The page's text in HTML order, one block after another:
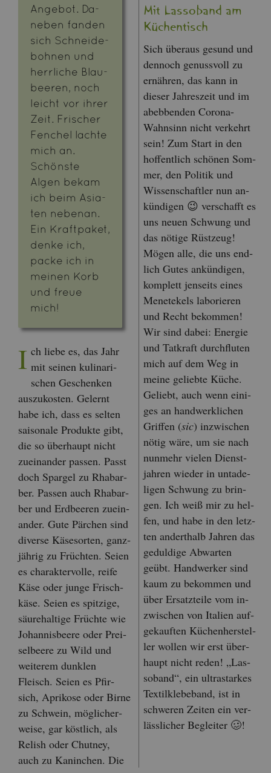
An­ge­bot. Da­
ne­ben fan­den
sich Schnei­de­
boh­nen und
herr­li­che Blau­
bee­ren, noch
leicht vor ihrer
Zeit. Fri­scher
Fen­chel lach­te
mich an.
Schöns­te
Algen bekam
ich beim Asia­
ten ne­ben­an.
Ein Kraft­pa­ket,
denke ich,
packe ich in
mei­nen Korb
und freue
mich!
I ch liebe es, das Jahr
mit sei­nen ku­li­na­ri­
schen Ge­schen­ken
aus­zu­kos­ten. Ge­lernt
habe ich, dass es sel­ten
sai­so­na­le Pro­duk­te gibt,
die so über­haupt nicht
zu­ein­an­der pas­sen. Passt
doch Spar­gel zu Rha­bar­
ber. Pas­sen auch Rha­bar­
ber und Erd­bee­ren zu­ein­
an­der. Gute Pär­chen sind
di­ver­se Kä­se­sor­ten, ganz­
jäh­rig zu Früch­ten. Seien
es cha­rak­ter­vol­le, reife
Käse oder junge Frisch­
kä­se. Seien es spit­zi­ge,
säu­re­hal­ti­ge Früch­te wie
Jo­han­nis­bee­re oder Prei­
sel­bee­re zu Wild und
wei­te­rem dunk­len
Fleisch. Seien es Pfir­
sich, Apri­ko­se oder Birne
zu Schwein, mög­li­cher­
wei­se, gar köst­lich, als
Relish oder Chut­ney,
auch zu Ka­nin­chen. Die
Mit Las­so­band am
Kü­chen­tisch
Sich über­aus ge­sund und
den­noch ge­nuss­voll zu
er­näh­ren, das kann in
die­ser Jah­res­zeit und im
ab­eb­ben­den Co­ro­na-
Wahn­sinn nicht ver­kehrt
sein! Zum Start in den
hof­fent­lich schö­nen Som­
mer, den Po­li­tik und
Wis­sen­schaft­ler nun an­
kün­di­gen 😉 ver­schafft es
uns neuen Schwung und
das nö­ti­ge Rüst­zeug!
Mögen alle, die uns end­
lich Gutes an­kün­di­gen,
kom­plett jen­seits eines
Me­ne­te­kels la­bo­rie­ren
und Recht be­kom­men!
Wir sind dabei: En­er­gie
und Tat­kraft durch­flu­ten
mich auf dem Weg in
meine ge­lieb­te Küche.
Ge­liebt, auch wenn ei­ni­
ges an hand­werk­li­chen
Grif­fen (sic) in­zwi­schen
nötig wäre, um sie nach
nun­mehr vie­len Dienst­
jah­ren wie­der in un­ta­de­
li­gen Schwung zu brin­
gen. Ich weiß mir zu hel­
fen, und habe in den letz­
ten an­dert­halb Jah­ren das
ge­dul­di­ge Ab­war­ten
geübt. Hand­wer­ker sind
kaum zu be­kom­men und
über Er­satz­tei­le vom in­
zwi­schen von Ita­li­en auf­
ge­kauf­ten Kü­chen­her­stel­
ler wol­len wir erst über­
haupt nicht reden! „Las­
so­band“, ein ul­trastar­kes
Tex­til­kle­be­band, ist in
schwe­ren Zei­ten ein ver­
läss­li­cher Be­glei­ter 🥴!